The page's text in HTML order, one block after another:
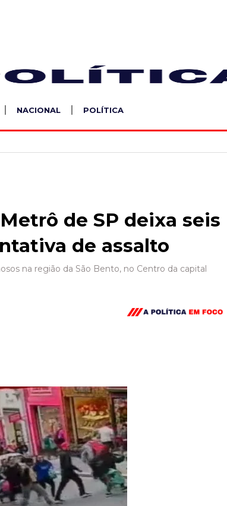
NACIONAL POLÍTICA
de SP deixa seis
de assalto
na região da São Bento, no Centro da capital